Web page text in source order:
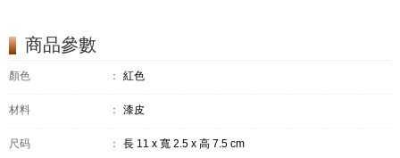
商品參數
顏色 ： 紅色
材料 ： 漆皮
尺码 ： 長 11 x 寬 2.5 x 高 7.5 cm